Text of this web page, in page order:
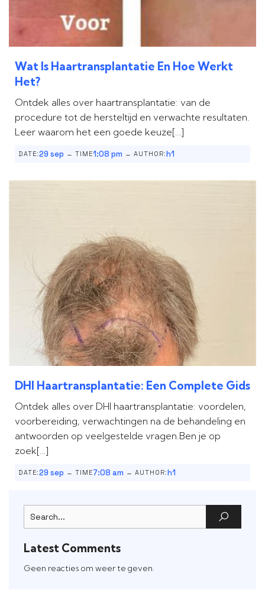
Wat Is Haartransplantatie En Hoe Werkt
Het?
Ontdek alles over haartransplantatie: van de
procedure tot de hersteltijd en verwachte resultaten.
Leer waarom het een goede keuze[…]
DATE:29 sep - TIME1:08 pm - AUTHOR:h1
DHI Haartransplantatie: Een Complete Gids
Ontdek alles over DHI haartransplantatie: voordelen,
voorbereiding, verwachtingen na de behandeling en
antwoorden op veelgestelde vragen.Ben je op
zoek[…]
DATE:29 sep - TIME7:08 am - AUTHOR:h1
Latest Comments
Geen reacties om weer te geven.